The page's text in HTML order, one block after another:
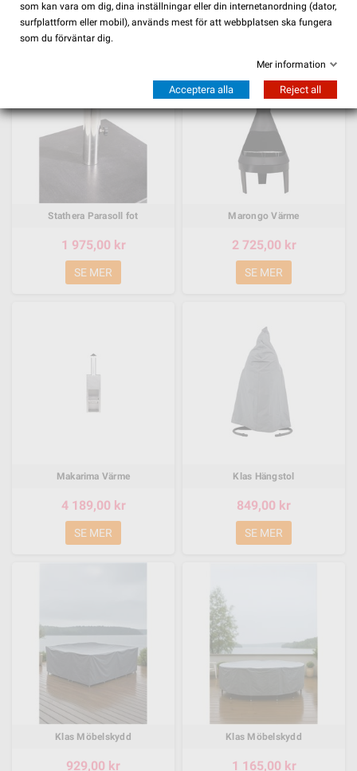
SE MER SE MER
Stathera Parasoll fot
1 975,00 kr
SE MER
Marongo Värme
2 725,00 kr
SE MER
Makarima Värme
4 189,00 kr
SE MER
Klas Hängstol
849,00 kr
SE MER
Klas Möbelskydd
929,00 kr
Klas Möbelskydd
1 165,00 kr
som kan vara om dig, dina inställningar eller din internetanordning (dator,
surfplattform eller mobil), används mest för att webbplatsen ska fungera
som du förväntar dig.
Mer information
Acceptera alla Reject all